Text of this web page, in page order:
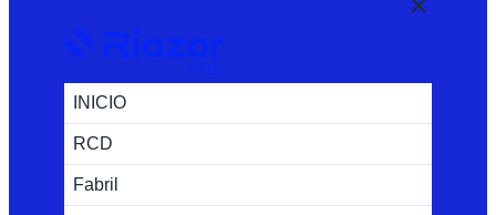
INICIO
RCD
Fabril